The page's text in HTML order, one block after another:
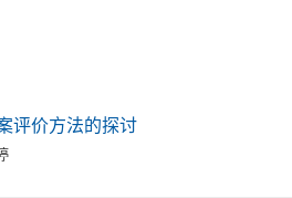
评价方法的探讨